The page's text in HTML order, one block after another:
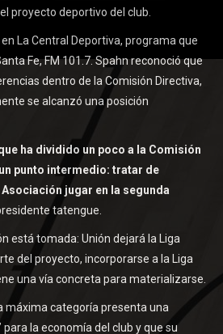
proyecto deportivo del club.
La Central Deportiva, programa que
Fe, FM 101.7. Spahn reconoció que
dentro de la Comisión Directiva,
se alcanzó una posición
ha dividido un poco a la Comisión
punto intermedio: tratar de
jugar en la segunda
tatengue.
está tomada: Unión dejará la Liga
del proyecto, incorporarse a la Liga
una vía concreta para materializarse.
máxima categoría presenta una
la economía del club y que su